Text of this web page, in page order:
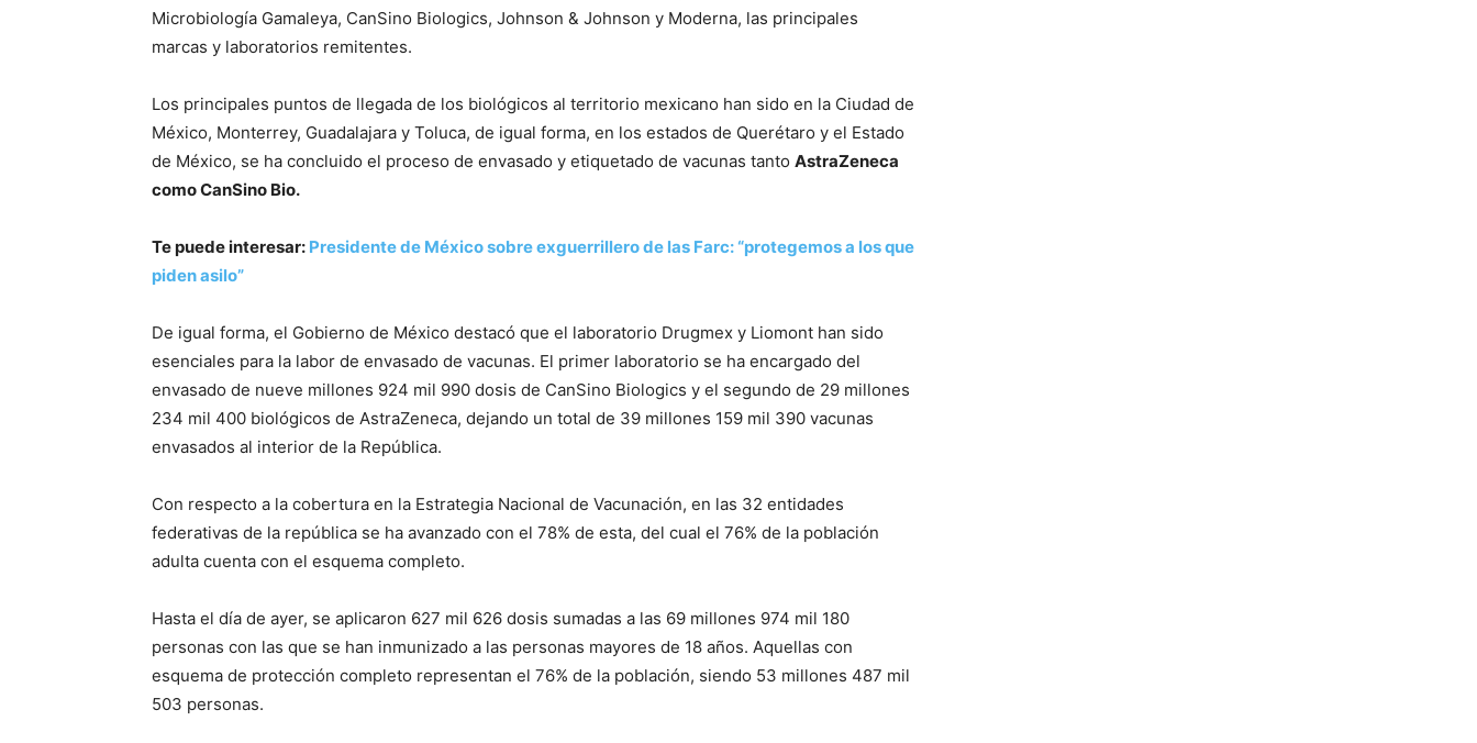
Microbiología Gamaleya, CanSino Biologics, Johnson & Johnson y Moderna, las principales
marcas y laboratorios remitentes.
Los principales puntos de llegada de los biológicos al territorio mexicano han sido en la Ciudad de
México, Monterrey, Guadalajara y Toluca, de igual forma, en los estados de Querétaro y el Estado
de México, se ha concluido el proceso de envasado y etiquetado de vacunas tanto AstraZeneca
como CanSino Bio.
Te puede interesar: Presidente de México sobre exguerrillero de las Farc: “protegemos a los que
piden asilo”
De igual forma, el Gobierno de México destacó que el laboratorio Drugmex y Liomont han sido
esenciales para la labor de envasado de vacunas. El primer laboratorio se ha encargado del
envasado de nueve millones 924 mil 990 dosis de CanSino Biologics y el segundo de 29 millones
234 mil 400 biológicos de AstraZeneca, dejando un total de 39 millones 159 mil 390 vacunas
envasados al interior de la República.
Con respecto a la cobertura en la Estrategia Nacional de Vacunación, en las 32 entidades
federativas de la república se ha avanzado con el 78% de esta, del cual el 76% de la población
adulta cuenta con el esquema completo.
Hasta el día de ayer, se aplicaron 627 mil 626 dosis sumadas a las 69 millones 974 mil 180
personas con las que se han inmunizado a las personas mayores de 18 años. Aquellas con
esquema de protección completo representan el 76% de la población, siendo 53 millones 487 mil
503 personas.